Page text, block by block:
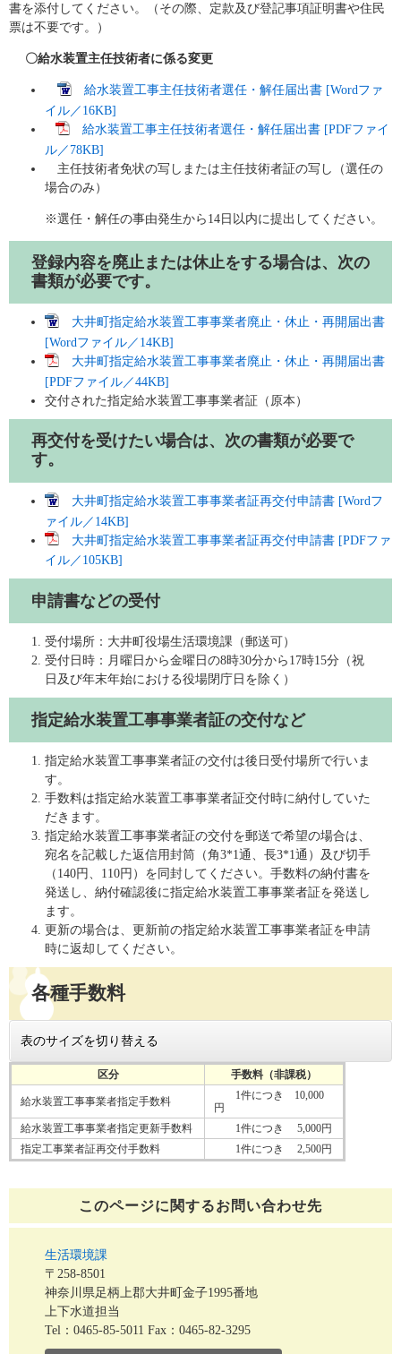
書を添付してください。（その際、定款及び登記事項証明書や住民
票は不要です。）
〇給水装置主任技術者に係る変更
給水装置工事主任技術者選任・解任届出書 [Wordファ
イル／16KB]
給水装置工事主任技術者選任・解任届出書 [PDFファイ
ル／78KB]
主任技術者免状の写しまたは主任技術者証の写し（選任の
場合のみ）
※選任・解任の事由発生から14日以内に提出してください。
登録内容を廃止または休止をする場合は、次の
書類が必要です。
大井町指定給水装置工事事業者廃止・休止・再開届出書
[Wordファイル／14KB]
大井町指定給水装置工事事業者廃止・休止・再開届出書
[PDFファイル／44KB]
交付された指定給水装置工事事業者証（原本）
再交付を受けたい場合は、次の書類が必要で
す。
大井町指定給水装置工事事業者証再交付申請書 [Wordフ
ァイル／14KB]
大井町指定給水装置工事事業者証再交付申請書 [PDFファ
イル／105KB]
申請書などの受付
受付場所：大井町役場生活環境課（郵送可）
受付日時：月曜日から金曜日の8時30分から17時15分（祝
日及び年末年始における役場閉庁日を除く）
指定給水装置工事事業者証の交付など
指定給水装置工事事業者証の交付は後日受付場所で行いま
す。
手数料は指定給水装置工事事業者証交付時に納付していた
だきます。
指定給水装置工事事業者証の交付を郵送で希望の場合は、
宛名を記載した返信用封筒（角3*1通、長3*1通）及び切手
（140円、110円）を同封してください。手数料の納付書を
発送し、納付確認後に指定給水装置工事事業者証を発送し
ます。
更新の場合は、更新前の指定給水装置工事事業者証を申請
時に返却してください。
各種手数料
表のサイズを切り替える
区分 手数料（非課税）
給水装置工事事業者指定手数料
1件につき 10,000
円
給水装置工事事業者指定更新手数料
1件につき 5,000円
指定工事業者証再交付手数料
1件につき 2,500円
このページに関するお問い合わせ先
生活環境課
〒258-8501
神奈川県足柄上郡大井町金子1995番地
上下水道担当
Tel：0465-85-5011 Fax：0465-82-3295